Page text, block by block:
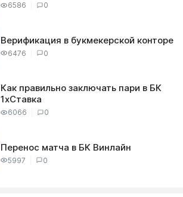
6586 0
6476 0
Верификация в букмекерской конторе
6066 0
Как правильно заключать пари в БК
1хСтавка
5997 0
Перенос матча в БК Винлайн